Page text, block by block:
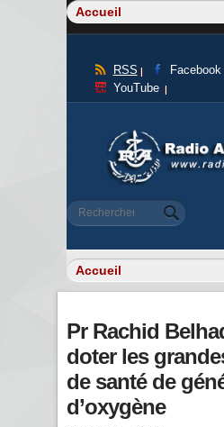
RSS Facebook
YouTube
Formulaire de
Rechercher
Pr Rachid
doter les
de santé de
d’oxygène